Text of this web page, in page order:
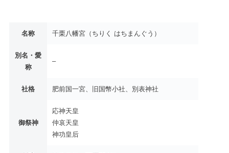
名称 千栗八幡宮（ちりく はちまんぐう）
別名・愛
称
–
社格 肥前国一宮、旧国幣小社、別表神社
御祭神
応神天皇
仲哀天皇
神功皇后